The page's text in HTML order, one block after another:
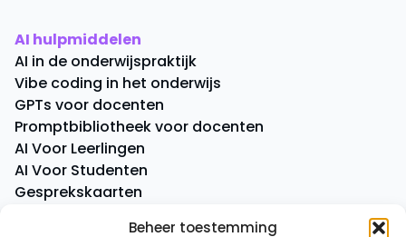
Beheer toestemming
AI hulpmiddelen
AI in de onderwijspraktijk
Vibe coding in het onderwijs
GPTs voor docenten
Promptbibliotheek voor docenten
AI Voor Leerlingen
AI Voor Studenten
Gesprekskaarten